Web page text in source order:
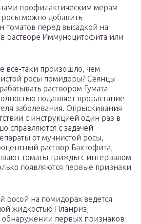
профилактическим мерам
можно добавить
томатов перед высадкой на
в растворе Иммуноцитофита или
все-таки произошло, чем
росы помидоры? Сеянцы
раствором Гумата
подавляет прорастание
заболевания. Опрыскивания
с инструкцией один раз в
справляются с задачей
от мучнистой росы,
раствор Бактофита,
томаты трижды с интервалом
появляются первые признаки
росой на помидорах ведется
жидкостью Планриз,
первых признаков